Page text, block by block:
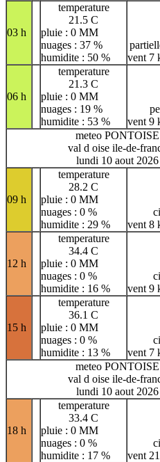
03 h
temperature
21.5 C
pluie : 0 MM
nuages : 37 %
humidite : 50 %
vent 7
06 h
temperature
21.3 C
pluie : 0 MM
nuages : 19 %
humidite : 53 %
vent 9
meteo PONTOISE
val d oise ile-de-
lundi 10 aout 2026
09 h
temperature
28.2 C
pluie : 0 MM
nuages : 0 %
humidite : 29 %
vent 8
12 h
temperature
34.4 C
pluie : 0 MM
nuages : 0 %
humidite : 16 %
vent 9
15 h
temperature
36.1 C
pluie : 0 MM
nuages : 0 %
humidite : 13 %
vent 7
meteo PONTOISE
val d oise ile-de-
lundi 10 aout 2026
18 h
temperature
33.4 C
pluie : 0 MM
nuages : 0 %
humidite : 17 %
vent